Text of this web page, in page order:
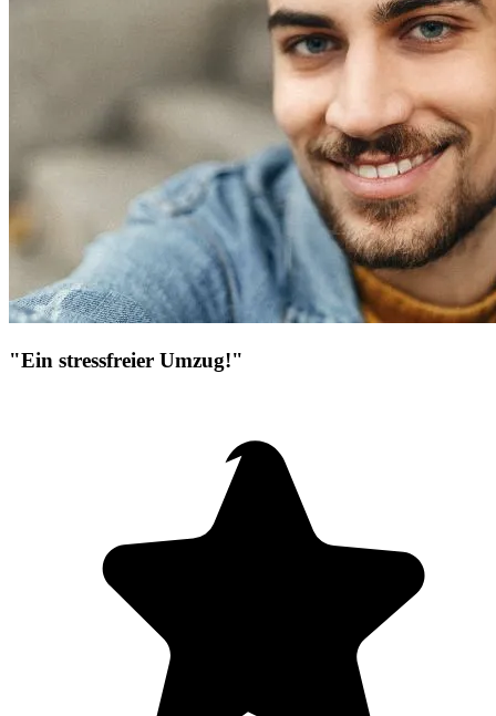
"Ein stressfreier Umzug!"